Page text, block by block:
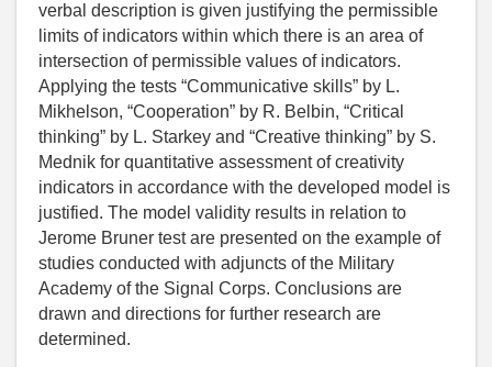
verbal description is given justifying the permissible
limits of indicators within which there is an area of
intersection of permissible values of indicators.
Applying the tests “Communicative skills” by L.
Mikhelson, “Cooperation” by R. Belbin, “Critical
thinking” by L. Starkey and “Creative thinking” by S.
Mednik for quantitative assessment of creativity
indicators in accordance with the developed model is
justified. The model validity results in relation to
Jerome Bruner test are presented on the example of
studies conducted with adjuncts of the Military
Academy of the Signal Corps. Conclusions are
drawn and directions for further research are
determined.